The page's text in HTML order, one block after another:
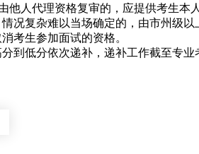
他人代理资格复审的，应提供考生本
况复杂难以当场确定的，由市州级以
考生参加面试的资格。
到低分依次递补，递补工作截至专业